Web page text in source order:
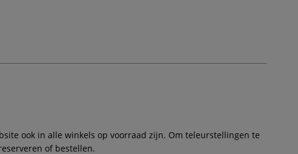
ook in alle winkels op voorraad zijn. Om teleurstellingen te
of bestellen.